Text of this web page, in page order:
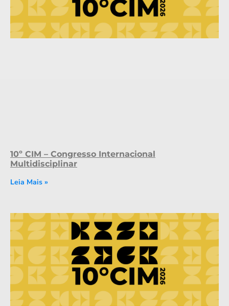
10º CIM – Congresso Internacional
Multidisciplinar
Leia Mais »